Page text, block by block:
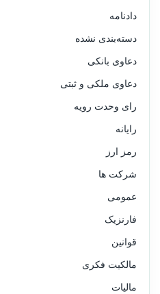
دادنامه
دسته‌بندی نشده
دعاوی بانکی
دعاوی ملکی و ثبتی
رای وحدت رویه
رایانه
رمز ارز
شرکت ها
عمومی
فارنزیک
قوانین
مالکیت فکری
مالیات